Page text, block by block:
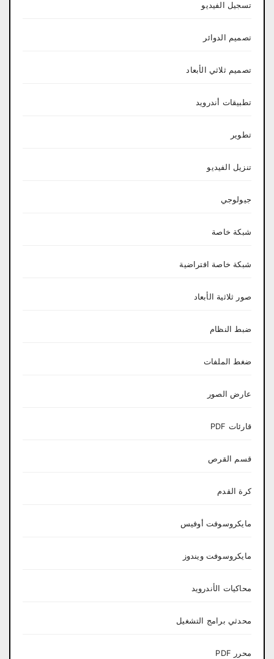
تسجيل الفيديو
تصميم الدوائر
تصميم ثلاثي الأبعاد
تطبيقات أندرويد
تطوير
تنزيل الفيديو
جيولوجي
شبكة خاصة
شبكة خاصة افتراضية
صور ثلاثية الأبعاد
ضبط النظام
ضغط الملفات
عارض الصور
قارئات PDF
قسم القرص
كرة القدم
مايكروسوفت أوفيس
مايكروسوفت ويندوز
محاكيات الأندرويد
محدثي برامج التشغيل
محرر PDF